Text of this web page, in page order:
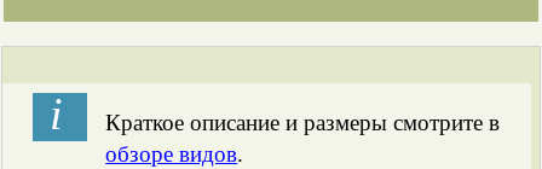
і
Краткое описание и размеры смотрите в
обзоре видов.